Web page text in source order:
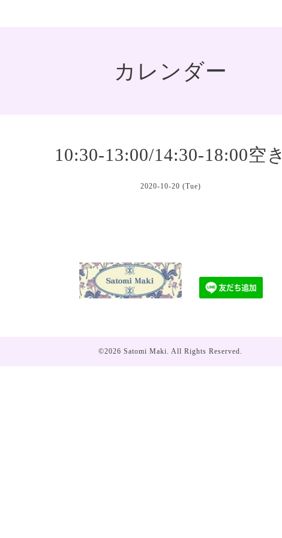
カレンダー
10:30-13:00/14:30-18:00空き
2020-10-20 (Tue)
©2026 Satomi Maki . All Rights Reserved.